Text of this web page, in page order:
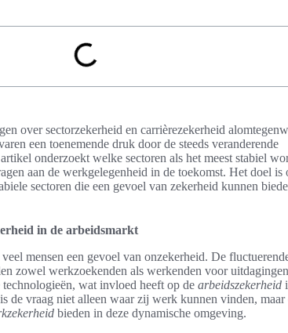
over sectorzekerheid en carrièrezekerheid
een toenemende druk door de steeds veranderende
onderzoekt welke sectoren als het meest stabiel
aan de werkgelegenheid in de toekomst. Het doel is
sectoren die een gevoel van zekerheid kunnen
in de arbeidsmarkt
mensen een gevoel van onzekerheid. De
zowel werkzoekenden als werkenden voor
technologieën, wat invloed heeft op de arbeidszekerheid
de vraag niet alleen waar zij werk kunnen vinden,
bieden in deze dynamische omgeving.